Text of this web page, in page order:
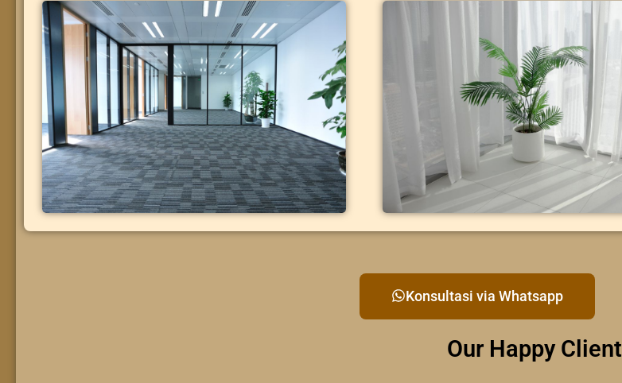
Konsultasi via Whatsapp
Our Happy Client